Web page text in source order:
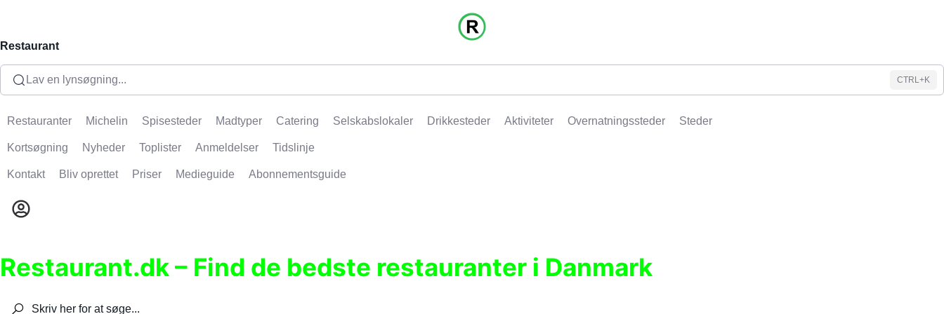
Restaurant
Lav en lynsøgning... CTRL+K
Restauranter Michelin Spisesteder Madtyper Catering Selskabslokaler Drikkesteder Aktiviteter Overnatningssteder Steder
Kortsøgning Nyheder Toplister Anmeldelser Tidslinje
Kontakt Bliv oprettet Priser Medieguide Abonnementsguide
Restaurant.dk – Find de bedste restauranter i Danmark